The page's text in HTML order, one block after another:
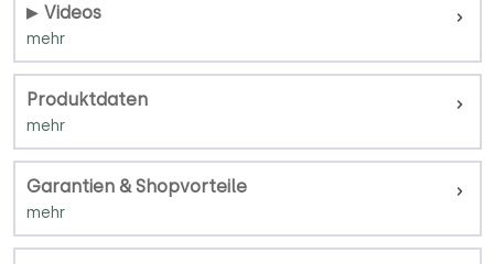
Videos
Produktdaten
Garantien & Shopvorteile